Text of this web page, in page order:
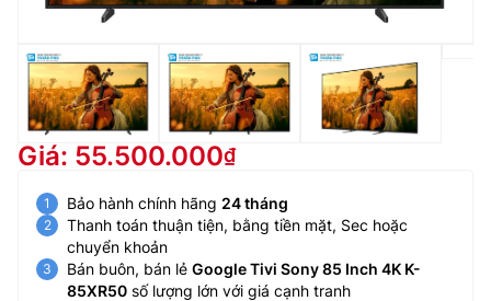
Giá: 55.500.000
Bảo hành chính hãng 24 tháng
Thanh toán thuận tiện, bằng tiền mặt, Sec hoặc
chuyển khoản
Bán buôn, bán lẻ Google Tivi Sony 85 Inch 4K K-
85XR50 số lượng lớn với giá cạnh tranh